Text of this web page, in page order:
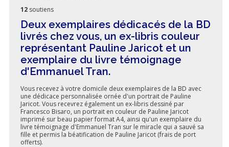
12 soutiens
Deux exemplaires dédicacés de la BD
livrés chez vous, un ex-libris couleur
représentant Pauline Jaricot et un
exemplaire du livre témoignage
d'Emmanuel Tran.
Vous recevez à votre domicile deux exemplaires de la BD avec
une dédicace personnalisée ornée d'un portrait de Pauline
Jaricot. Vous recevrez également un ex-libris dessiné par
Francesco Bisaro, un portrait en couleur de Pauline Jaricot
imprimé sur beau papier format A4, ainsi qu'un exemplaire du
livre témoignage d'Emmanuel Tran sur le miracle qui a sauvé sa
fille et permis la béatification de Pauline Jaricot (frais de port
offerts).